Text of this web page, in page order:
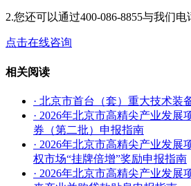
2.您还可以通过400-086-8855与我们电
点击在线咨询
相关阅读
· 北京市首台（套）重大技术装
· 2026年北京市高精尖产业发展
券（第二批）申报指南
· 2026年北京市高精尖产业发展
权市场“挂牌倍增”奖励申报指南
· 2026年北京市高精尖产业发展